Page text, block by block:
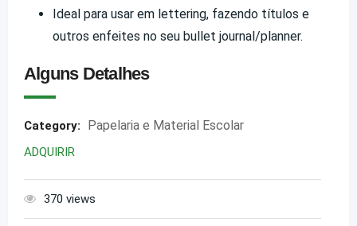
Ideal para usar em lettering, fazendo títulos e
outros enfeites no seu bullet journal/planner.
Alguns Detalhes
Category: Papelaria e Material Escolar
ADQUIRIR
370 views